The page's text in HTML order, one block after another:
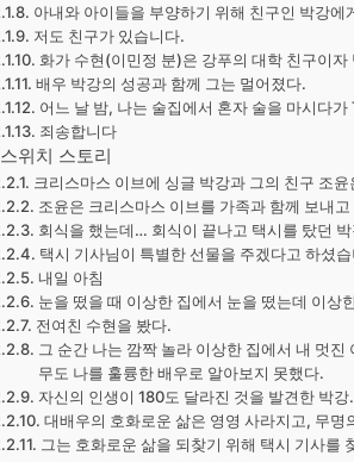
아내와 아이들을 부양하기 위해 친구인 박강에
저도 친구가 있습니다.
화가 수현(이민정 분)은 강푸의 대학 친구이
배우 박강의 성공과 함께 그는 멀어졌다.
어느 날 밤, 나는 술집에서 혼자 술을 마시다
죄송합니다
스위치 스토리
크리스마스 이브에 싱글 박강과 그의 친구 조
조윤은 크리스마스 이브를 가족과 함께 보내
회식을 했는데… 회식이 끝나고 택시를 탔던
택시 기사님이 특별한 선물을 주겠다고 하셨
내일 아침
눈을 떴을 때 이상한 집에서 눈을 떴는데 이상
전여친 수현을 봤다.
그 순간 나는 깜짝 놀라 이상한 집에서 내 멋
무도 나를 훌륭한 배우로 알아보지 못했다.
자신의 인생이 180도 달라진 것을 발견한 박강.
대배우의 호화로운 삶은 영영 사라지고, 무
그는 호화로운 삶을 되찾기 위해 택시 기사를